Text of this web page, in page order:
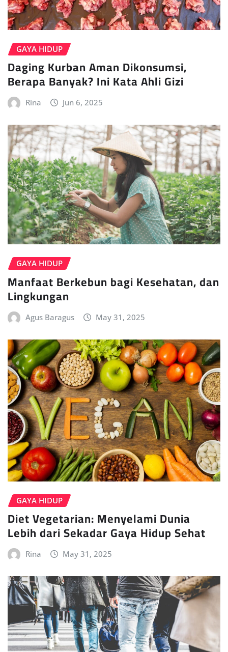
GAYA HIDUP
Daging Kurban Aman Dikonsumsi,
Berapa Banyak? Ini Kata Ahli Gizi
Rina Jun 6, 2025
GAYA HIDUP
Manfaat Berkebun bagi Kesehatan, dan
Lingkungan
Agus Baragus May 31, 2025
GAYA HIDUP
Diet Vegetarian: Menyelami Dunia
Lebih dari Sekadar Gaya Hidup Sehat
Rina May 31, 2025